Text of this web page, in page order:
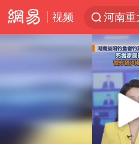
视频
河南重
黄金创
名创
金饰克